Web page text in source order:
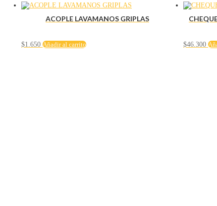
ACOPLE LAVAMANOS GRIPLAS
$1.650 Añadir al carrito $46.300